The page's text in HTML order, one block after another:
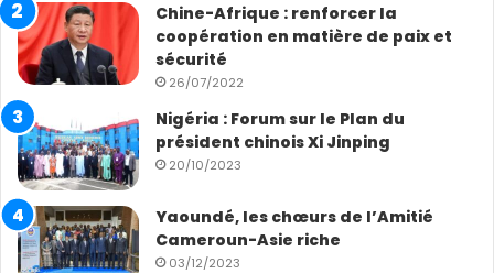
Chine-Afrique : renforcer la
coopération en matière de paix et
sécurité
26/07/2022
Nigéria : Forum sur le Plan du
président chinois Xi Jinping
20/10/2023
Yaoundé, les chœurs de l’Amitié
Cameroun-Asie riche
03/12/2023